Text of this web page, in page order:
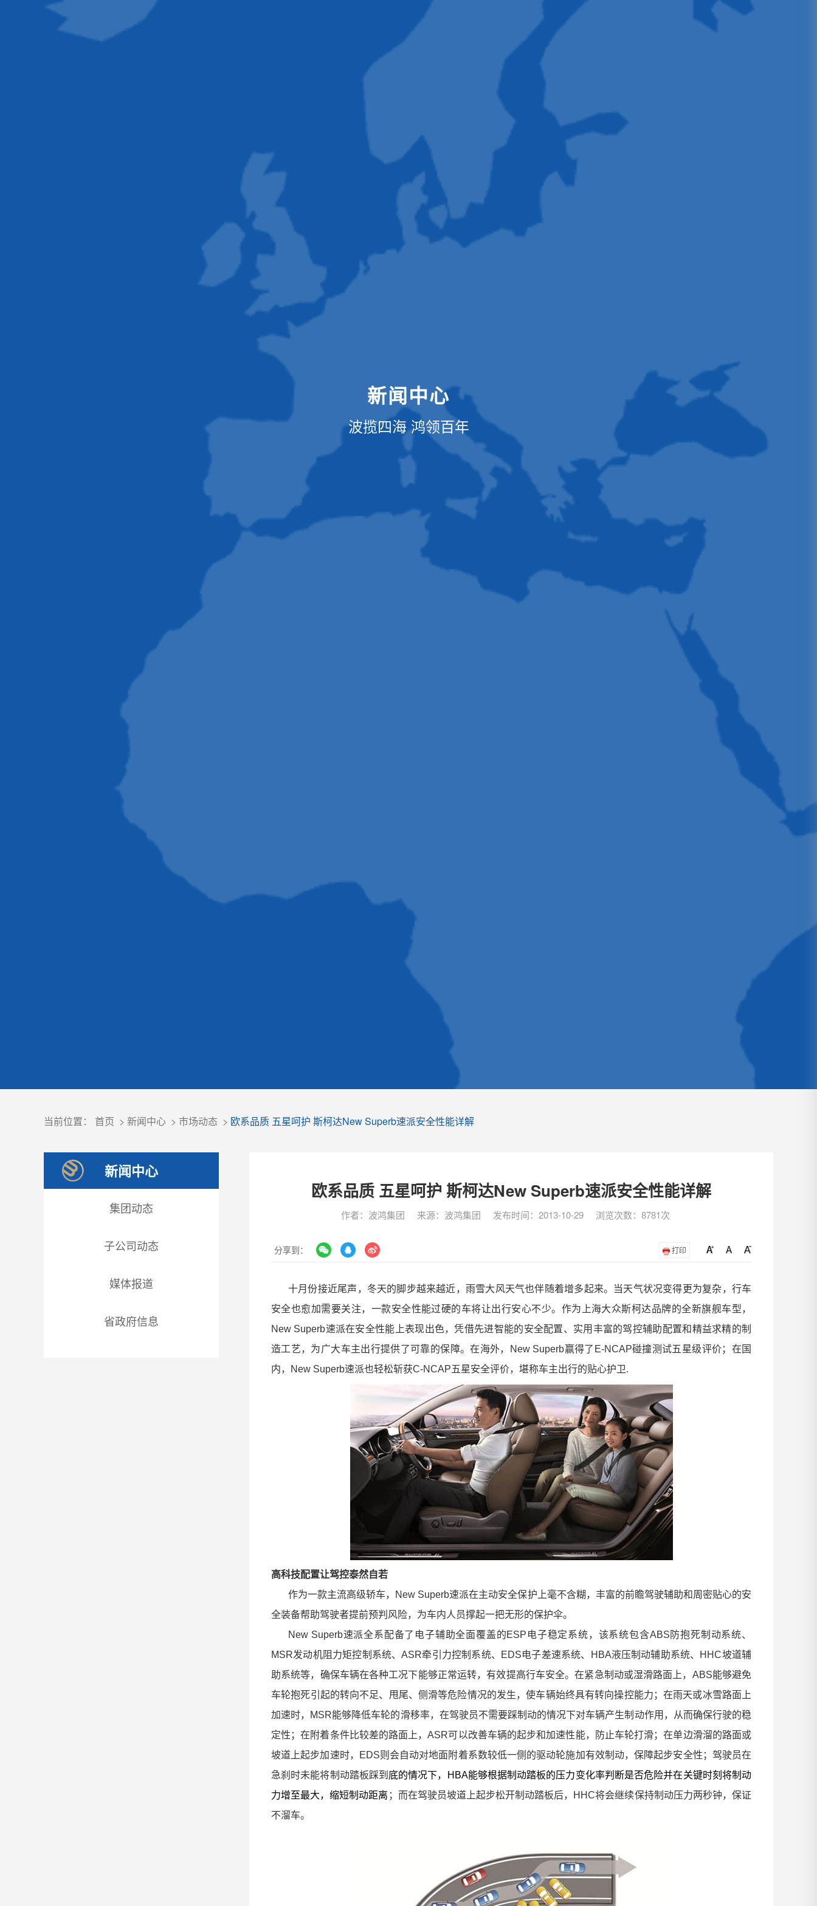
新闻中心
波揽四海 鸿领百年
当前位置： 首页 > 新闻中心 > 市场动态 > 欧系品质 五星呵护 斯柯达New Superb速派安全性能详解
新闻中心
集团动态
子公司动态
媒体报道
省政府信息
欧系品质 五星呵护 斯柯达New Superb速派安全性能详解
作者：波鸿集团 来源：波鸿集团 发布时间：2013-10-29 浏览次数：8781次
分享到： 打印
十月份接近尾声，冬天的脚步越来越近，雨雪大风天气也伴随着增多起来。当天气状况变得更为复杂，行车
安全也愈加需要关注，一款安全性能过硬的车将让出行安心不少。作为上海大众斯柯达品牌的全新旗舰车型，
New Superb速派在安全性能上表现出色，凭借先进智能的安全配置、实用丰富的驾控辅助配置和精益求精的制
造工艺，为广大车主出行提供了可靠的保障。在海外，
New Superb赢得了 E-NCAP碰撞测试五星级评价；在国
内，
New Superb速派也轻松斩获C-NCAP五星安全评价，堪称车主出行的贴心护卫.
高科技配置让驾控泰然自若
作为一款主流高级轿车，
New Superb速派在主动安全保护上毫不含糊， 丰富的前瞻驾驶辅助和周密贴心的安
全装备帮助驾驶者提前预判风险，为车内人员撑起一把无形的保护伞。
New Superb速派全系配备了电子辅助全面覆盖的ESP 电子稳定系统，该系统包含ABS 防抱死制动系统、
MSR发动机阻力矩控制系统、ASR牵引力控制系统、 EDS电子差速系统、 HBA液压制动辅助系统、 HHC坡道辅
助系统等，确保车辆在各种工况下能够正常运转，有效提高行车安全。在紧急制动或湿滑路面上， ABS能够避免
车轮抱死引起的转向不足、甩尾、侧滑等危险情况的发生，使车辆始终具有转向操控能力；在雨天或冰雪路面上
加速时，
MSR能够降低车轮的滑移率，在驾驶员不需要踩制动的情况下对车辆产生制动作用，从而确保行驶的稳
定性；在附着条件比较差的路面上，ASR可以改善车辆的起步和加速性能，防止车轮打滑；在单边滑溜的路面或
坡道上起步加速时，
EDS则会自动对地面附着系数较低一侧的驱动轮施加有效制动，保障起步安全性；驾驶员在
急刹时未能将制动踏板踩到 底的情况下， HBA能够根据制动踏板的压力变化率判断是否危险并在关键时刻将制动
力增至最大，缩短制动距离 ；而在驾驶员坡道上起步松开制动踏板后， HHC将会继续保持制动压力两秒钟，保证
不溜车。